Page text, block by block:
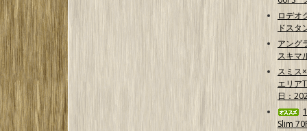
ロデオ
ドスタ
アン
スキマ
スミス
エリ
日：
Slim